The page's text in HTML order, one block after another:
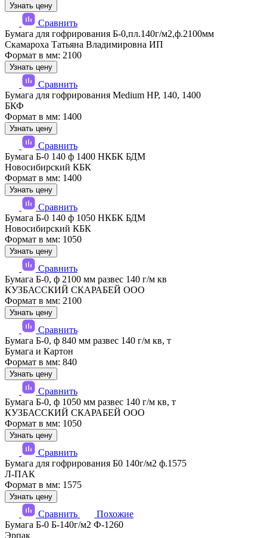
Узнать цену
Сравнить
Бумага для гофрирования Б-0,пл.140г/м2,ф.2100мм
Скамароха Татьяна Владимировна ИП
Формат в мм: 2100
Узнать цену
Сравнить
Бумага для гофрирования Medium HP, 140, 1400
БКФ
Формат в мм: 1400
Узнать цену
Сравнить
Бумага Б-0 140 ф 1400 НКБК БДМ
Новосибирский КБК
Формат в мм: 1400
Узнать цену
Сравнить
Бумага Б-0 140 ф 1050 НКБК БДМ
Новосибирский КБК
Формат в мм: 1050
Узнать цену
Сравнить
Бумага Б-0, ф 2100 мм развес 140 г/м кв
КУЗБАССКИЙ СКАРАБЕЙ ООО
Формат в мм: 2100
Узнать цену
Сравнить
Бумага Б-0, ф 840 мм развес 140 г/м кв, т
Бумага и Картон
Формат в мм: 840
Узнать цену
Сравнить
Бумага Б-0, ф 1050 мм развес 140 г/м кв, т
КУЗБАССКИЙ СКАРАБЕЙ ООО
Формат в мм: 1050
Узнать цену
Сравнить
Бумага для гофрирования Б0 140г/м2 ф.1575
Л-ПАК
Формат в мм: 1575
Узнать цену
Сравнить
Похожие
Бумага Б-0 Б-140г/м2 Ф-1260
Эрпак